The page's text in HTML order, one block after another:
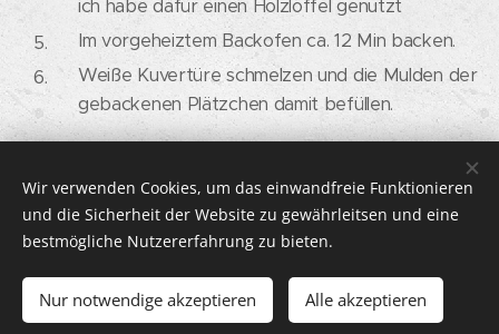
ich habe dafür einen Holzlöffel genutzt
Im vorgeheiztem Backofen ca. 12 Min backen.
Weiße Kuvertüre schmelzen und die Mulden der
gebackenen Plätzchen damit befüllen.
© 2026 DOLCISSIMMA | Alle Rechte vorbehalten.
IMPRESSUM
Cookies
Sprachen
Deutsch
Italiano
Wir verwenden Cookies, um das einwandfreie Funktionieren
und die Sicherheit der Website zu gewährleitsen und eine
bestmögliche Nutzererfahrung zu bieten.
Nur notwendige akzeptieren Alle akzeptieren